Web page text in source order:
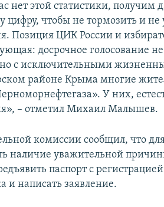
нет этой статистики, получим
цифру, чтобы не тормозить и не
Позиция ЦИК России и
досрочное голосование
с исключительными
районе Крыма многие
У них,
– отметил Михаил Малышев.
комиссии сообщил, что
наличие уважительной
паспорт с
и написать заявление.